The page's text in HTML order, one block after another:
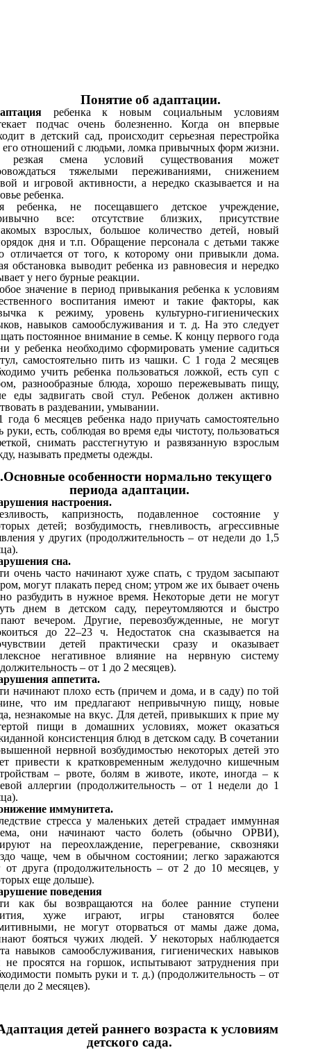
Понятие об адаптации.
ребенка к новым социальным условиям
подчас очень болезненно. Когда он впервые
в детский сад, происходит серьезная перестройка
его отношений с людьми, ломка привычных форм жизни.
резкая смена условий существования может
тяжелыми переживаниями, снижением
и игровой активности, а нередко сказывается и на
ребенка.
ребенка, не посещавшего детское учреждение,
все: отсутствие близких, присутствие
взрослых, большое количество детей, новый
дня и т.п. Обращение персонала с детьми также
отличается от того, к которому они привыкли дома.
обстановка выводит ребенка из равновесия и нередко
у него бурные реакции.
значение в период привыкания ребенка к условиям
воспитания имеют и такие факторы, как
к режиму, уровень культурно-гигиенических
навыков самообслуживания и т. д. На это следует
постоянное внимание в семье. К концу первого года
у ребенка необходимо сформировать умение садиться
самостоятельно пить из чашки. С 1 года 2 месяцев
учить ребенка пользоваться ложкой, есть суп с
разнообразные блюда, хорошо пережевывать пищу,
еды задвигать свой стул. Ребенок должен активно
в раздевании, умывании.
года 6 месяцев ребенка надо приучать самостоятельно
руки, есть, соблюдая во время еды чистоту, пользоваться
снимать расстегнутую и развязанную взрослым
называть предметы одежды.
особенности нормально текущего
периода адаптации.
настроения.
капризность, подавленное состояние у
детей; возбудимость, гневливость, агрессивные
у других (продолжительность – от недели до 1,5
сна.
очень часто начинают хуже спать, с трудом засыпают
могут плакать перед сном; утром же их бывает очень
разбудить в нужное время. Некоторые дети не могут
днем в детском саду, переутомляются и быстро
вечером. Другие, перевозбужденные, не могут
до 22–23 ч. Недостаток сна сказывается на
детей практически сразу и оказывает
негативное влияние на нервную систему
– от 1 до 2 месяцев).
аппетита.
начинают плохо есть (причем и дома, и в саду) по той
что им предлагают непривычную пищу, новые
незнакомые на вкус. Для детей, привыкших к прие му
пищи в домашних условиях, может оказаться
консистенция блюд в детском саду. В сочетании
нервной возбудимостью некоторых детей это
привести к кратковременным желудочно кишечным
– рвоте, болям в животе, икоте, иногда – к
аллергии (продолжительность – от 1 недели до 1
иммунитета.
стресса у маленьких детей страдает иммунная
они начинают часто болеть (обычно ОРВИ),
на переохлаждение, перегревание, сквозняки
чаще, чем в обычном состоянии; легко заражаются
от друга (продолжительность – от 2 до 10 месяцев, у
еще дольше).
поведения
как бы возвращаются на более ранние ступени
хуже играют, игры становятся более
не могут оторваться от мамы даже дома,
бояться чужих людей. У некоторых наблюдается
навыков самообслуживания, гигиенических навыков
не просятся на горшок, испытывают затруднения при
помыть руки и т. д.) (продолжительность – от
до 2 месяцев).
детей раннего возраста к условиям
детского сада.